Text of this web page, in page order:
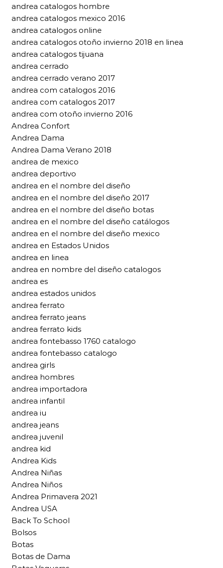
andrea catalogos hombre
andrea catalogos mexico 2016
andrea catalogos online
andrea catalogos otoño invierno 2018 en linea
andrea catalogos tijuana
andrea cerrado
andrea cerrado verano 2017
andrea com catalogos 2016
andrea com catalogos 2017
andrea com otoño invierno 2016
Andrea Confort
Andrea Dama
Andrea Dama Verano 2018
andrea de mexico
andrea deportivo
andrea en el nombre del diseño
andrea en el nombre del diseño 2017
andrea en el nombre del diseño botas
andrea en el nombre del diseño catálogos
andrea en el nombre del diseño mexico
andrea en Estados Unidos
andrea en linea
andrea en nombre del diseño catalogos
andrea es
andrea estados unidos
andrea ferrato
andrea ferrato jeans
andrea ferrato kids
andrea fontebasso 1760 catalogo
andrea fontebasso catalogo
andrea girls
andrea hombres
andrea importadora
andrea infantil
andrea iu
andrea jeans
andrea juvenil
andrea kid
Andrea Kids
Andrea Niñas
Andrea Niños
Andrea Primavera 2021
Andrea USA
Back To School
Bolsos
Botas
Botas de Dama